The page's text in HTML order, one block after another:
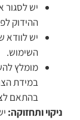
יש
ההידוק
יש לוודא
השימוש.
מומלץ
במידת
בהתאם
ניקוי ותחזוקה: